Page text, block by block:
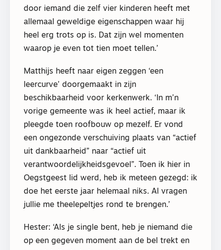
door iemand die zelf vier kinderen heeft met
allemaal geweldige eigenschappen waar hij
heel erg trots op is. Dat zijn wel momenten
waarop je even tot tien moet tellen.’
Matthijs heeft naar eigen zeggen ‘een
leercurve’ doorgemaakt in zijn
beschikbaarheid voor kerkenwerk. ‘In m’n
vorige gemeente was ik heel actief, maar ik
pleegde toen roofbouw op mezelf. Er vond
een ongezonde verschuiving plaats van “actief
uit dankbaarheid” naar “actief uit
verantwoordelijkheidsgevoel”. Toen ik hier in
Oegstgeest lid werd, heb ik meteen gezegd: ik
doe het eerste jaar helemaal niks. Al vragen
jullie me theelepeltjes rond te brengen.’
Hester: ‘Als je single bent, heb je niemand die
op een gegeven moment aan de bel trekt en